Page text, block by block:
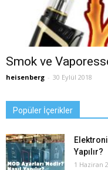
Smok ve
heisenberg - 30 Eylül 2018
Popüler İçerikler
Yapılır?
1 Haziran